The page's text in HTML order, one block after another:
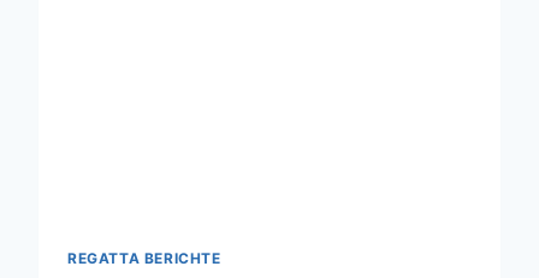
REGATTA BERICHTE